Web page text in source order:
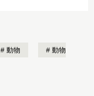
動物 動物